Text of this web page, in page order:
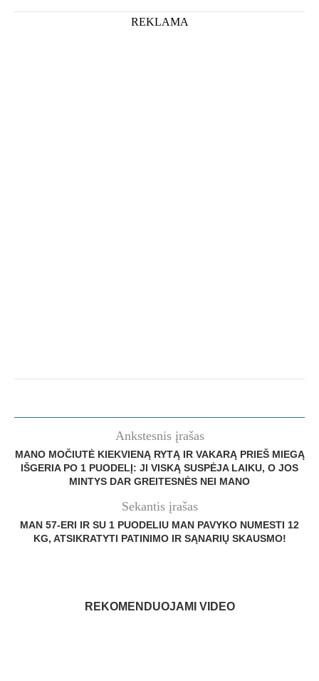
REKLAMA
Ankstesnis įrašas
MANO MOČIUTĖ KIEKVIENĄ RYTĄ IR VAKARĄ PRIEŠ MIEGĄ
IŠGERIA PO 1 PUODELĮ: JI VISKĄ SUSPĖJA LAIKU, O JOS
MINTYS DAR GREITESNĖS NEI MANO
Sekantis įrašas
MAN 57-ERI IR SU 1 PUODELIU MAN PAVYKO NUMESTI 12
KG, ATSIKRATYTI PATINIMO IR SĄNARIŲ SKAUSMO!
REKOMENDUOJAMI VIDEO